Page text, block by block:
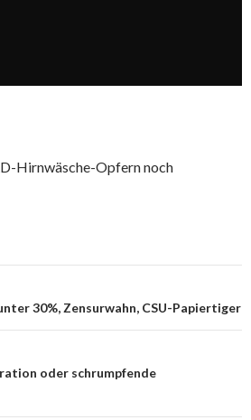
Hirnwäsche-Opfern noch
30%, Zensurwahn, CSU-Papiertiger
oder schrumpfende